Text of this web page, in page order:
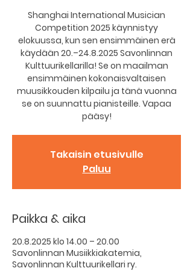
Shanghai International Musician
Competition 2025 käynnistyy
elokuussa, kun sen ensimmäinen erä
käydään 20.–24.8.2025 Savonlinnan
Kulttuurikellarilla! Se on maailman
ensimmäinen kokonaisvaltaisen
muusikkouden kilpailu ja tänä vuonna
se on suunnattu pianisteille. Vapaa
pääsy!
Takaisin etusivulle
Paluu
Paikka & aika
20.8.2025 klo 14.00 – 20.00
Savonlinnan Musiikkiakatemia,
Savonlinnan Kulttuurikellari ry.